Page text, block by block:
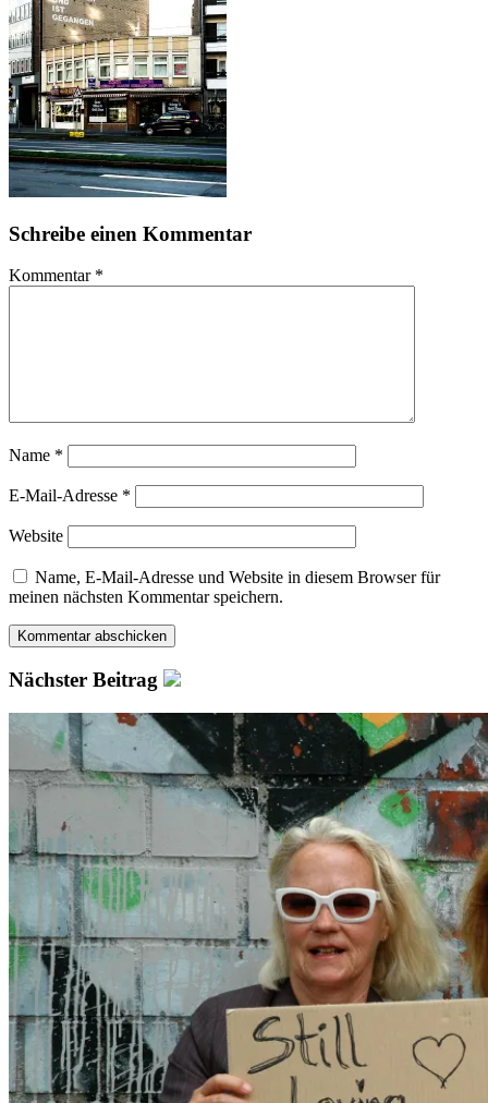
Schreibe einen Kommentar
Kommentar *
Name *
E-Mail-Adresse *
Website
Name, E-Mail-Adresse und Website in diesem Browser für
meinen nächsten Kommentar speichern.
Nächster Beitrag